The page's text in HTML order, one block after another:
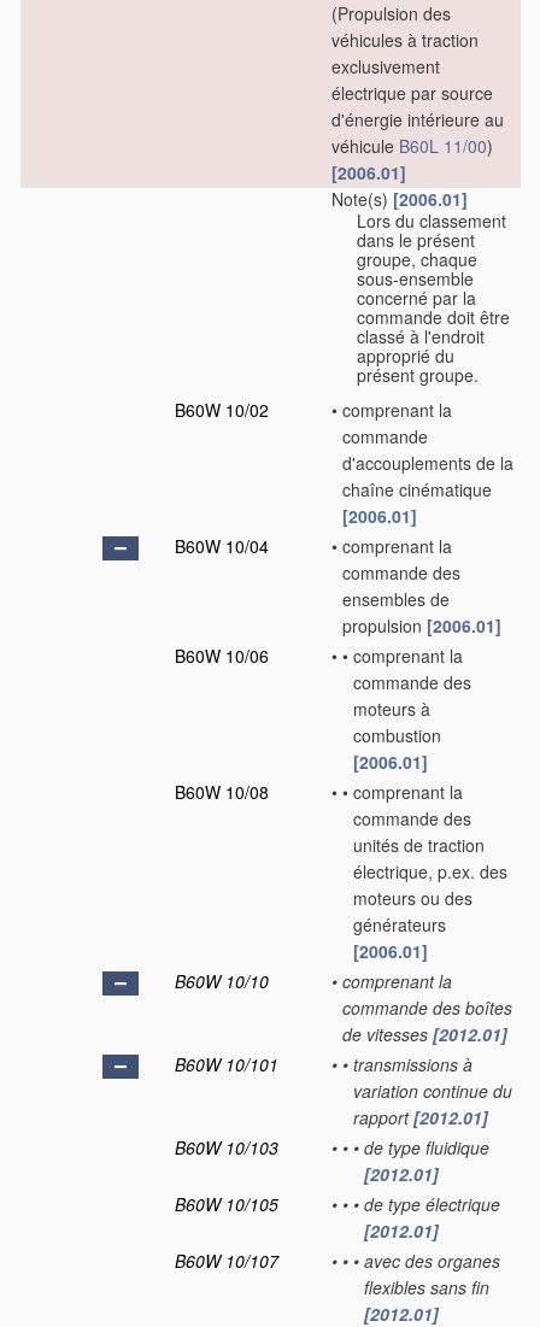
(Propulsion des
véhicules à traction
exclusivement
électrique par source
d'énergie intérieure au
véhicule B60L 11/00)
[2006.01]
Note(s) [2006.01]
Lors du classement
dans le présent
groupe, chaque
sous-ensemble
concerné par la
commande doit être
classé à l'endroit
approprié du
présent groupe.
B60W 10/02
• comprenant la
commande
d'accouplements de la
chaîne cinématique
[2006.01]
B60W 10/04
• comprenant la
commande des
ensembles de
propulsion [2006.01]
B60W 10/06
• • comprenant la
commande des
moteurs à
combustion
[2006.01]
B60W 10/08
• • comprenant la
commande des
unités de traction
électrique, p.ex. des
moteurs ou des
générateurs
[2006.01]
B60W 10/10
• comprenant la
commande des boîtes
de vitesses [2012.01]
B60W 10/101
• • transmissions à
variation continue du
rapport[2012.01]
B60W 10/103
• • • de type fluidique
[2012.01]
B60W 10/105
• • • de type électrique
[2012.01]
B60W 10/107
• • • avec des organes
flexibles sans fin
[2012.01]